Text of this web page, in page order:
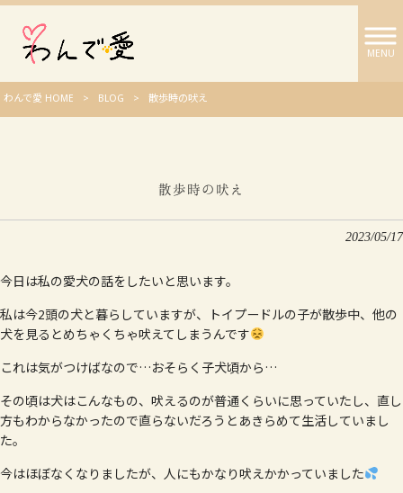
MENU
わんで愛 HOME > BLOG > 散歩時の吠え
散歩時の吠え
2023/05/17
今日は私の愛犬の話をしたいと思います。
私は今2頭の犬と暮らしていますが、トイプードルの子が散歩中、他の
犬を見るとめちゃくちゃ吠えてしまうんです
これは気がつけばなので…おそらく子犬頃から…
その頃は犬はこんなもの、吠えるのが普通くらいに思っていたし、直し
方もわからなかったので直らないだろうとあきらめて生活していまし
た。
今はほぼなくなりましたが、人にもかなり吠えかかっていました